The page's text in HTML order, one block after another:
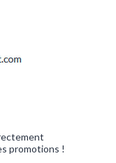
promotions !